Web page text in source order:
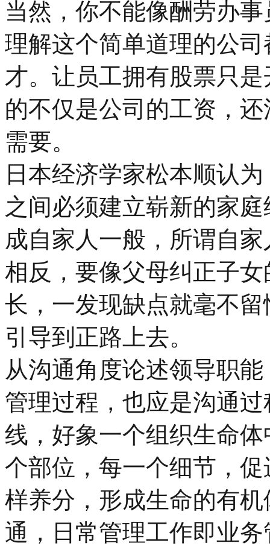
当然，你不能像酬劳办
理解这个简单道理的公
才。让员工拥有股票只
的不仅是公司的工资，
需要。
日本经济学家松本顺认
之间必须建立崭新的家
成自家人一般，所谓自
相反，要像父母纠正子
长，一发现缺点就毫不
引导到正路上去。
从沟通角度论述领导职能
管理过程，也应是沟通
线，好象一个组织生命
个部位，每一个细节，
样养分，形成生命的有
通，日常管理工作即业